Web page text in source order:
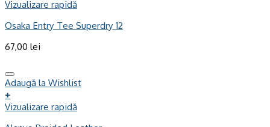
Vizualizare rapidă
Osaka Entry Tee Superdry 12
67,00 lei
Adaugă la Wishlist
+
Vizualizare rapidă